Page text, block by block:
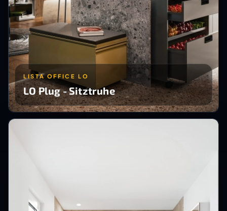
LISTA OFFICE LO
LO Plug - Sitztruhe